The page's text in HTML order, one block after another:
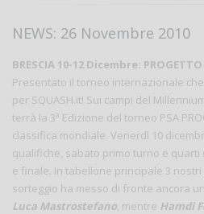
NEWS: 26 Novembre 2010
BRESCIA 10-12 Dicembre:
Presentato il torneo internazionale
per SQUASH.it! Sui campi del
terrà la 3ª Edizione del torneo PSA
classifica mondiale. Venerdì 10
qualifiche, sabato primo turno e
e finale. In tabellone principale 3
sorteggio ha messo di fronte ancora
Luca Mastrostefano, mentre Hamdi